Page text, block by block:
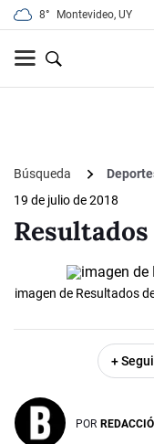
8° Montevideo, UY
Búsqueda
19 de julio de 2018
imagen de Resultados
+
POR